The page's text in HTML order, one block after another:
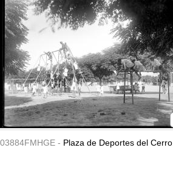
03884FMHGE - Plaza de Deportes del Cerro.